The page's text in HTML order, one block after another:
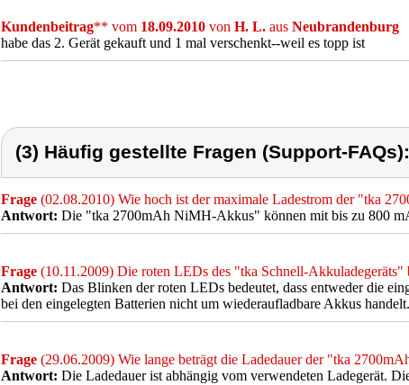
Kundenbeitrag** vom 18.09.2010 von H. L. aus Neubrandenburg
habe das 2. Gerät gekauft und 1 mal verschenkt--weil es topp ist
(3) Häufig gestellte Fragen (Support-FAQs):
Frage (02.08.2010) Wie hoch ist der maximale Ladestrom der "tka
Antwort: Die "tka 2700mAh NiMH-Akkus" können mit bis zu 800
Frage (10.11.2009) Die roten LEDs des "tka Schnell-Akkuladegeräts"
Antwort: Das Blinken der roten LEDs bedeutet, dass entweder die
bei den eingelegten Batterien nicht um wiederaufladbare Akkus handelt.
Frage (29.06.2009) Wie lange beträgt die Ladedauer der "tka
Antwort: Die Ladedauer ist abhängig vom verwendeten Ladegerät.